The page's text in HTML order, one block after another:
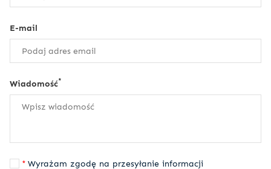
E-mail
Wiadomość*
Wyrażam zgodę na przesyłanie informacji